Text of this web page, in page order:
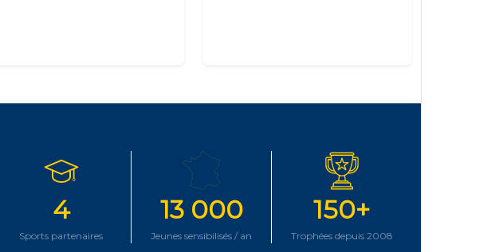
4
Sports partenaires
13 000
Jeunes sensibilisés / an
150+
Trophées depuis 2008